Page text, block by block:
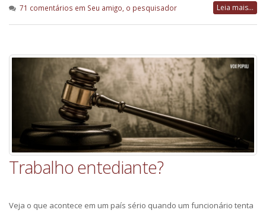
71 comentários em Seu amigo, o pesquisador Leia mais...
Trabalho entediante?
Veja o que acontece em um país sério quando um funcionário tenta